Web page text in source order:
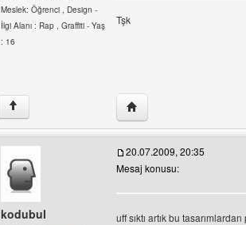
Meslek: Öğrenci , Design -
İlgi Alanı : Rap , Graffiti - Yaş
: 16
Tşk
↑ Yazarın web sitesini
kodubul
20.07.2009, 20:35
Mesaj konusu:
uff sıktı artık bu